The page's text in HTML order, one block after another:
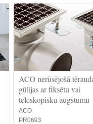
ACO nerūsējošā
gūlijas ar fiksētu vai
teleskopisku augstumu
ACO
PR0693